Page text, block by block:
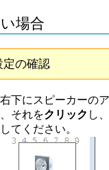
場合
定の確認
下にスピーカーの
それをクリック し、
てください。